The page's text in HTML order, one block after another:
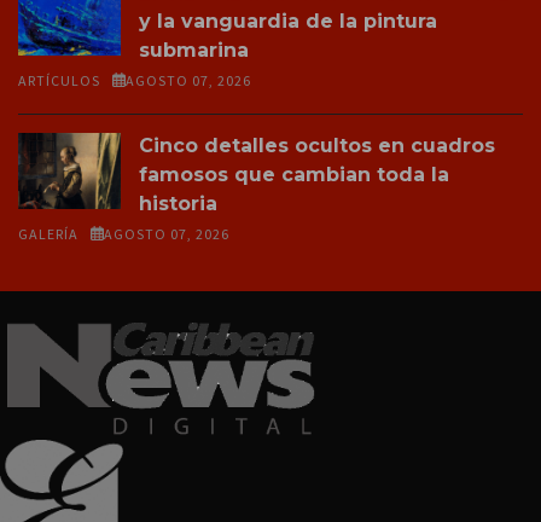
y la vanguardia de la pintura
submarina
ARTÍCULOS AGOSTO 07, 2026
Cinco detalles ocultos en cuadros
famosos que cambian toda la
historia
GALERÍA AGOSTO 07, 2026